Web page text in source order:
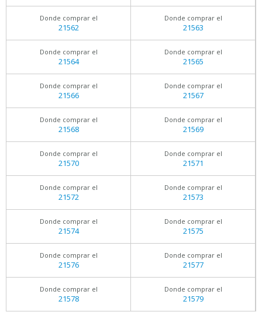
Donde comprar el
21562
Donde comprar el
21563
Donde comprar el
21564
Donde comprar el
21565
Donde comprar el
21566
Donde comprar el
21567
Donde comprar el
21568
Donde comprar el
21569
Donde comprar el
21570
Donde comprar el
21571
Donde comprar el
21572
Donde comprar el
21573
Donde comprar el
21574
Donde comprar el
21575
Donde comprar el
21576
Donde comprar el
21577
Donde comprar el
21578
Donde comprar el
21579